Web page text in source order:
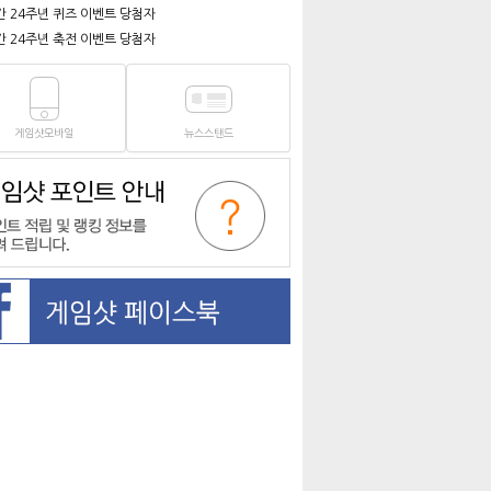
24주년 퀴즈 이벤트 당첨자
24주년 축전 이벤트 당첨자
게임샷모바일 뉴스스탠드